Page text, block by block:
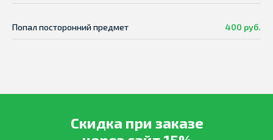
Попал посторонний предмет 400 руб.
Скидка при заказе